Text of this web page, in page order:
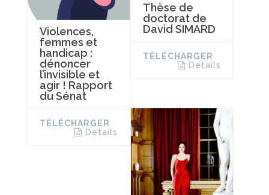
Violences,
femmes et
handicap :
dénoncer
l’invisible et
agir ! Rapport
du Sénat
TÉLÉCHARGER
Details
Thèse de
doctorat de
David SIMARD
TÉLÉCHARGER
Details